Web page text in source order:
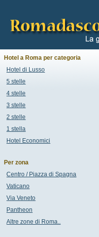
Hotel a Roma per categoria
Hotel di Lusso
5 stelle
4 stelle
3 stelle
2 stelle
1 stella
Hotel Economici
Per zona
Centro / Piazza di Spagna
Vaticano
Via Veneto
Pantheon
Altre zone di Roma..